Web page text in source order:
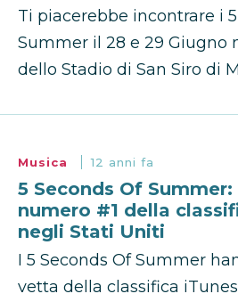
Ti piacerebbe incontrare i
Summer il 28 e 29 Giugno
dello Stadio di San Siro di
Musica 12 anni fa
5 Seconds Of
numero #1 della
negli Stati Uniti
I 5 Seconds Of Summer
vetta della classifica